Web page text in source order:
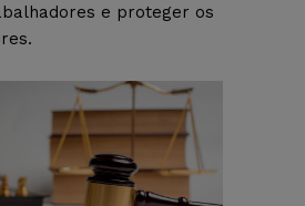
e proteger os